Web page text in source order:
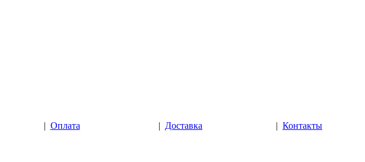
| Оплата | Доставка | Контакты